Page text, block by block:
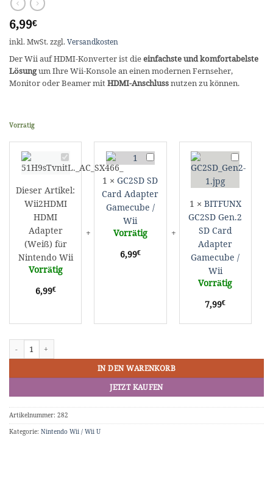
6,99€
inkl. MwSt. zzgl. Versandkosten
Der Wii auf HDMI-Konverter ist dieeinfachste und komfortabelste
Lösungum Ihre Wii-Konsole an einen modernen Fernseher,
Monitor oder Beamer mit HDMI-Anschlussnutzen zu können.
Vorrätig
Wii2HDMI
HDMI
(Weiß)
für
Wii
Dieser Artikel:
Wii2HDMI
HDMI
Adapter
(Weiß) für
Nintendo Wii
Vorrätig
6,99€
GC2SD
Card
Adapter
Gamecube
Wii
1 ×GC2SD SD
Card Adapter
Gamecube /
Wii
Vorrätig
6,99€
BITFUNX
GC2SD
Card
Adapter
Gamecube
/
Wii
1 × BITFUNX
GC2SD Gen.2
SD Card
Adapter
Gamecube /
Wii
Vorrätig
7,99€
IN DEN WARENKORB
JETZT KAUFEN
Artikelnummer: 282
Kategorie: Nintendo Wii / Wii U